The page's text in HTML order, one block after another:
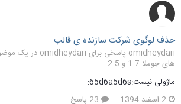
حذف لوگوی شرکت سازنده ی قالب
omidheydari پاسخی برای omidheydari در یک موضوع ارسال کرد در
های جوملا 1.7 و 2.5
ماژولی نیست:65d6a5d6s:
2 اسفند 1394